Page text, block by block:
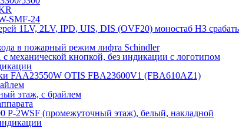
SMF-24
1LV, 2LV, IPD, UIS, DIS (OVF20) моностаб НЗ
в пожарный режим лифта Schindler
механической кнопкой, без индикации с логотипом
FAA23550W OTIS FBA23600V1 (FBA610AZ1)
этаж, с брайлем
P-2WSF (промежуточный этаж), белый, накладной